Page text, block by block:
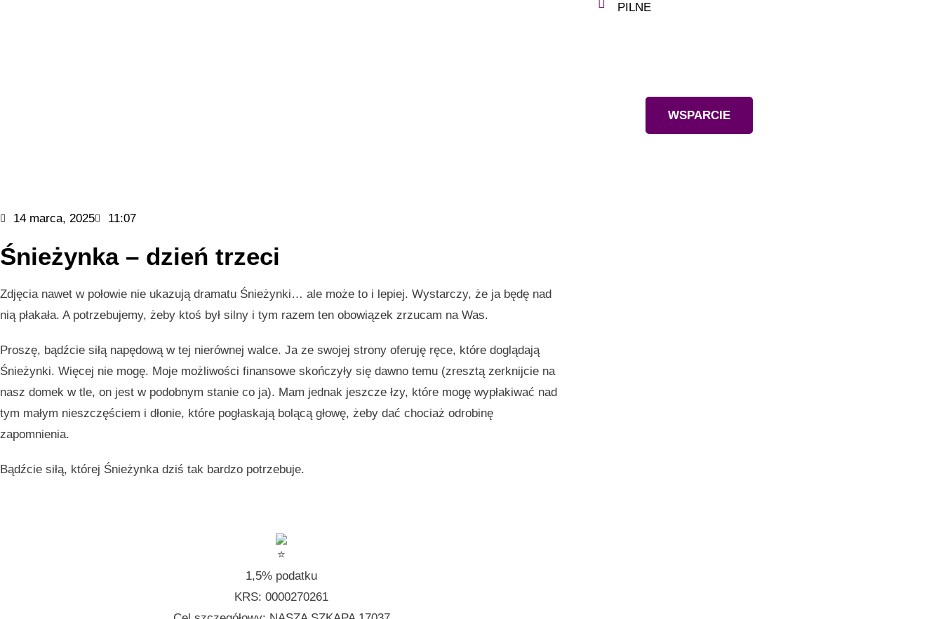
14 marca, 2025 11:07
Śnieżynka – dzień trzeci
Zdjęcia nawet w połowie nie ukazują dramatu Śnieżynki… ale może to i lepiej. Wystarczy, że ja będę nad
nią płakała. A potrzebujemy, żeby ktoś był silny i tym razem ten obowiązek zrzucam na Was.
Proszę, bądźcie siłą napędową w tej nierównej walce. Ja ze swojej strony oferuję ręce, które doglądają
Śnieżynki. Więcej nie mogę. Moje możliwości finansowe skończyły się dawno temu (zresztą zerknijcie na
nasz domek w tle, on jest w podobnym stanie co ja). Mam jednak jeszcze łzy, które mogę wypłakiwać nad
tym małym nieszczęściem i dłonie, które pogłaskają bolącą głowę, żeby dać chociaż odrobinę
zapomnienia.
Bądźcie siłą, której Śnieżynka dziś tak bardzo potrzebuje.
1,5% podatku
KRS: 0000270261
PILNE
WSPARCIE